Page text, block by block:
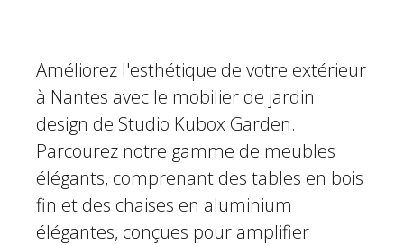
Améliorez l'esthétique de votre extérieur
à Nantes avec le mobilier de jardin
design de Studio Kubox Garden.
Parcourez notre gamme de meubles
élégants, comprenant des tables en bois
fin et des chaises en aluminium
élégantes, conçues pour amplifier